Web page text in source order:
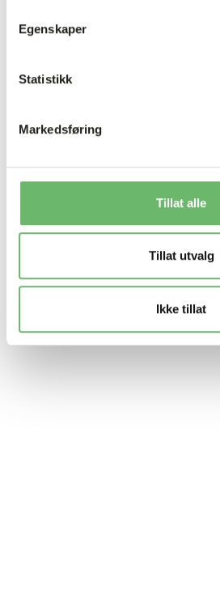
Egenskaper
Statistikk
Markedsføring
Tillat alle
Tillat utvalg
Ikke tillat